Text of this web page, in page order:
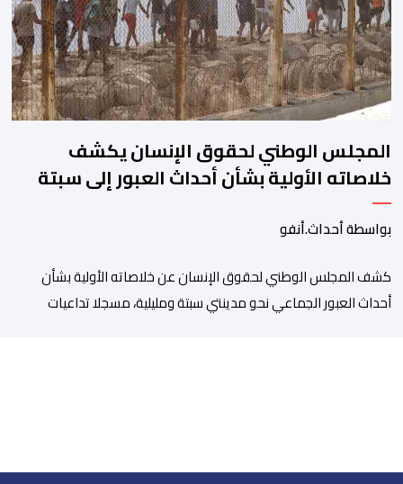
المجلس الوطني لحقوق الإنسان يكشف
خلاصاته الأولية بشأن أحداث العبور إلى سبتة
ومليلية
بواسطة أحداث.أنفو
كشف المجلس الوطني لحقوق الإنسان عن خلاصاته الأولية بشأن
أحداث العبور الجماعي نحو مدينتي سبتة ومليلية، مسجلا تداعيات